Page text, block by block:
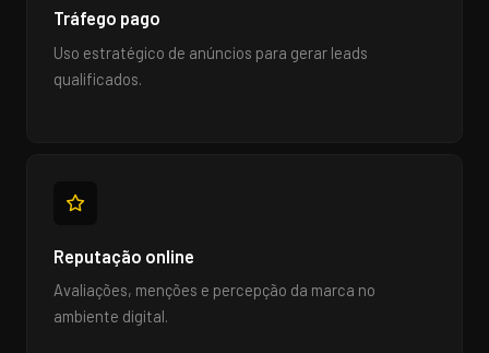
Tráfego pago
Uso estratégico de anúncios para gerar leads
qualificados.
Reputação online
Avaliações, menções e percepção da marca no
ambiente digital.